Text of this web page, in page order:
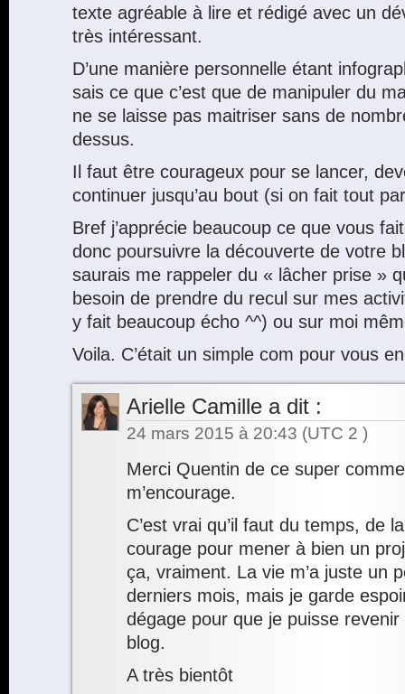
texte agréable à lire et rédigé avec un
très intéressant.
D’une manière personnelle étant
sais ce que c’est que de manipuler du
ne se laisse pas maitriser sans de
dessus.
Il faut être courageux pour se lancer,
continuer jusqu’au bout (si on fait tout
Bref j’apprécie beaucoup ce que vous
donc poursuivre la découverte de votre
saurais me rappeler du « lâcher prise »
besoin de prendre du recul sur mes
y fait beaucoup écho ^^) ou sur moi
Voila. C’était un simple com pour vous
Arielle Camille a dit :
24 mars 2015 à 20:43 (UTC 2 )
Merci Quentin de ce super
m’encourage.
C’est vrai qu’il faut du temps, de
courage pour mener à bien un
ça, vraiment. La vie m’a juste un
derniers mois, mais je garde
dégage pour que je puisse revenir
blog.
A très bientôt